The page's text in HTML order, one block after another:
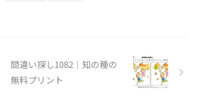
間違い探し1082｜知の種の
無料プリント